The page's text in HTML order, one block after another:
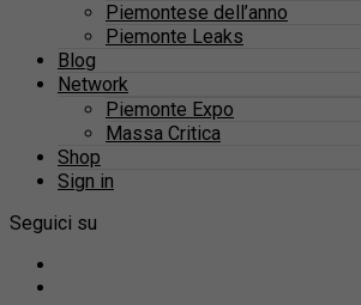
Piemontese dell’anno
Piemonte Leaks
Blog
Network
Piemonte Expo
Massa Critica
Shop
Sign in
Seguici su